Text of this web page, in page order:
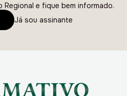
Regional e fique bem informado.
Já sou assinante